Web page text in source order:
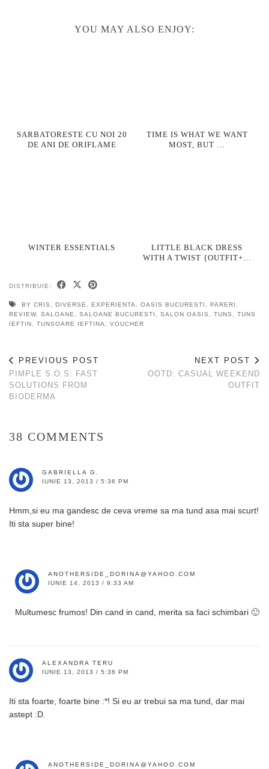
YOU MAY ALSO ENJOY:
SARBATORESTE CU NOI 20
DE ANI DE ORIFLAME
TIME IS WHAT WE WANT
MOST, BUT …
WINTER ESSENTIALS
LITTLE BLACK DRESS
WITH A TWIST {OUTFIT+…
DISTRIBUIE:
BY CRIS DIVERSE EXPERIENTA OASIS BUCURESTI PARERI
REVIEW, SALOANE SALOANE BUCURESTI SALON OASIS TUNS
TUNS
IEFTIN
TUNSOARE IEFTINA VOUCHER
PREVIOUS POST
PIMPLE S.O.S: FAST
SOLUTIONS FROM
BIODERMA
NEXT POST
OOTD: CASUAL WEEKEND
OUTFIT
38 COMMENTS
GABRIELLA G.
IUNIE 13, 2013 / 5:36 PM
Hmm,si eu ma gandesc de ceva vreme sa ma tund asa mai scurt!
Iti sta super bine!
ANOTHERSIDE_DORINA@YAHOO.COM
IUNIE 14, 2013 / 9:33 AM
Multumesc frumos! Din cand in cand, merita sa faci schimbari 🙂
ALEXANDRA TERU
IUNIE 13, 2013 / 5:36 PM
Iti sta foarte, foarte bine :*! Si eu ar trebui sa ma tund, dar mai
astept :D.
ANOTHERSIDE_DORINA@YAHOO.COM